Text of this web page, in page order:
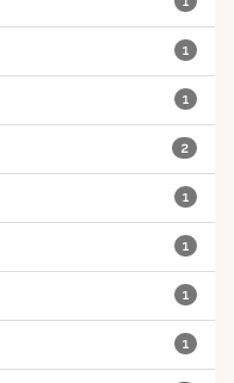
1
1
2
1
1
1
1